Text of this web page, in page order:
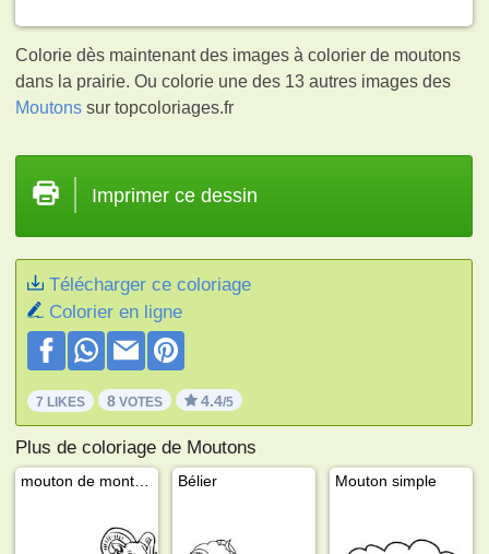
Colorie dès maintenant des images à colorier de moutons
dans la prairie. Ou colorie une des 13 autres images des
Moutons sur topcoloriages.fr
Imprimer ce dessin
Télécharger ce coloriage
Colorier en ligne
7 LIKES 8 VOTES 4.4/5
Plus de coloriage de Moutons
Bélier Mouton simple